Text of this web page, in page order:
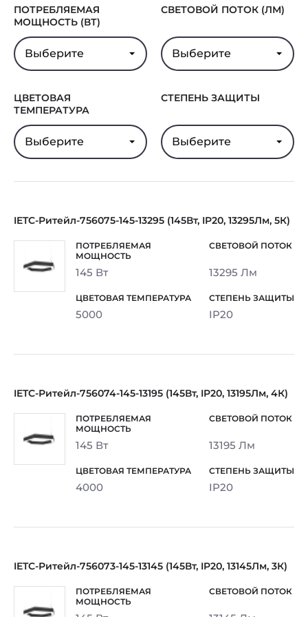
ПОТРЕБЛЯЕМАЯ
МОЩНОСТЬ (ВТ)
Выберите
СВЕТОВОЙ ПОТОК (ЛМ)
Выберите
ЦВЕТОВАЯ
ТЕМПЕРАТУРА
Выберите
СТЕПЕНЬ ЗАЩИТЫ
Выберите
IETC-Ритейл-756075-145-13295 (145Вт, IP20, 13295Лм, 5К)
145 Вт 13295 Лм
5000 IP20
IETC-Ритейл-756074-145-13195 (145Вт, IP20, 13195Лм, 4К)
145 Вт 13195 Лм
4000 IP20
IETC-Ритейл-756073-145-13145 (145Вт, IP20, 13145Лм, 3К)